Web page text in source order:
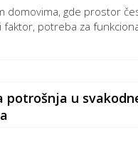
domovima, gde prostor
faktor, potreba za
potrošnja u